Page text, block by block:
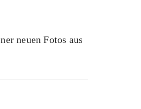
neuen Fotos aus